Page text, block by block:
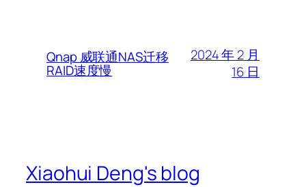
Qnap 威联通NAS迁移
RAID速度慢
2024 年 2 月
16 日
Xiaohui Deng's blog